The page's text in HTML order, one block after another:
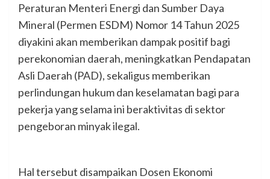
Peraturan Menteri Energi dan Sumber Daya
Mineral (Permen ESDM) Nomor 14 Tahun 2025
diyakini akan memberikan dampak positif bagi
perekonomian daerah, meningkatkan Pendapatan
Asli Daerah (PAD), sekaligus memberikan
perlindungan hukum dan keselamatan bagi para
pekerja yang selama ini beraktivitas di sektor
pengeboran minyak ilegal.
Hal tersebut disampaikan Dosen Ekonomi